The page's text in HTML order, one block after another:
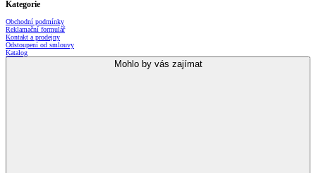
Kategorie
Obchodní podmínky
Reklamační formulář
Kontakt a prodejny
Odstoupení od smlouvy
Katalog
Mohlo by vás zajímat